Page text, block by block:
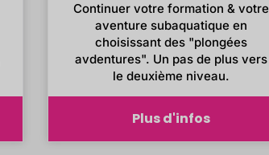
Continuer votre formation & votre
aventure subaquatique en
choisissant des "plongées
avdentures". Un pas de plus vers
le deuxième niveau.
Plus d'infos